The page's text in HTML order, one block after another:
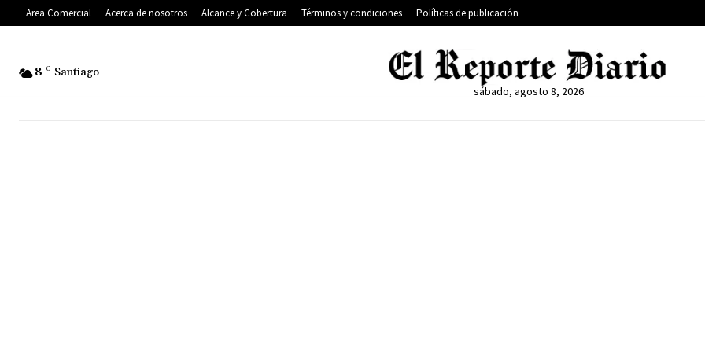
Area Comercial Acerca de nosotros Alcance y Cobertura Términos y condiciones Políticas de publicación
8 C Santiago
sábado, agosto 8, 2026